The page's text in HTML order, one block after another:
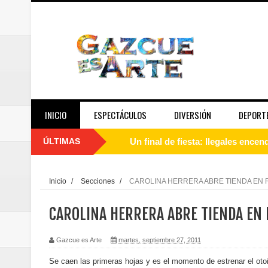
INICIO ESPECTÁCULOS DIVERSIÓN
ÚLTIMAS Banreservas recibe
Juan Luis Guerra se acompaña
de los Centroamericanos y del
Oscar Abreu cuestiona la
Inicio / Secciones / CAROLINA HERRERA ABRE TIENDA EN
CAROLINA HERRERA ABRE TIENDA
Gazcue es Arte martes, septiembre 27, 2011
Se caen las primeras hojas y es el momento de estrenar el